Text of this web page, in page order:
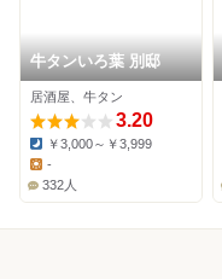
牛タンいろ葉 別邸
居酒屋、牛タン
3.20
Dinner:
￥3,000～￥3,999
-
332人